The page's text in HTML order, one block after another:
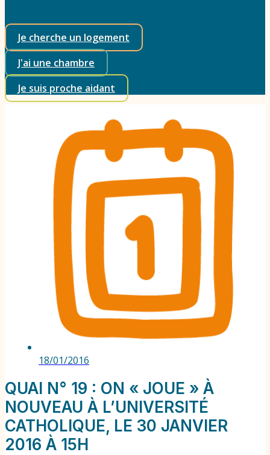
Je cherche un logement
J'ai une chambre
Je suis proche aidant
18/01/2016
QUAI N° 19 : ON « JOUE » À
NOUVEAU À L’UNIVERSITÉ
CATHOLIQUE, LE 30 JANVIER
2016 À 15H